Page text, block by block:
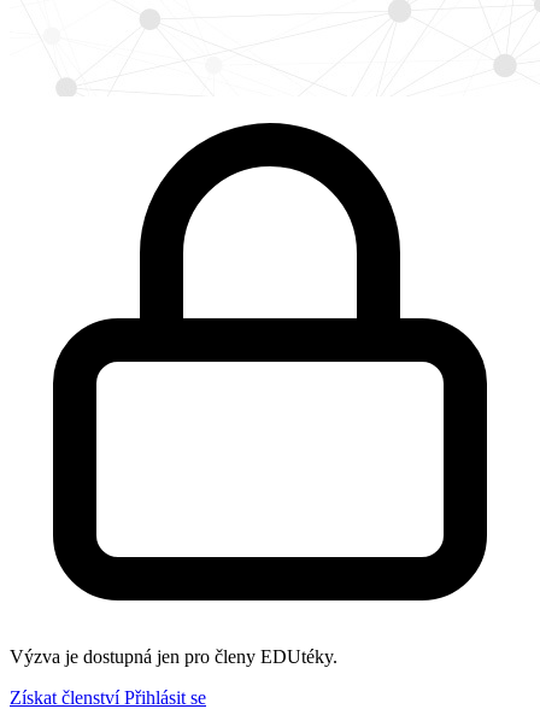
Výzva je dostupná jen pro členy EDUtéky.
Získat členstvíPřihlásit se